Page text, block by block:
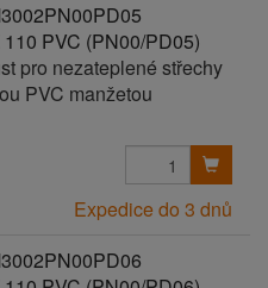
PVC (PN00/PD05)
pro nezateplené střechy
PVC manžetou
Expedice do 3 dnů